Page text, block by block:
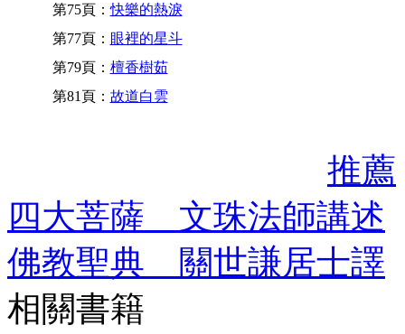
第75頁：快樂的熱淚
第77頁： 眼裡的星斗
第79頁： 檀香樹茹
第81頁： 故道白雲
推薦
四大菩薩 文珠法師講述
佛教聖典 關世謙居士譯
相關書籍